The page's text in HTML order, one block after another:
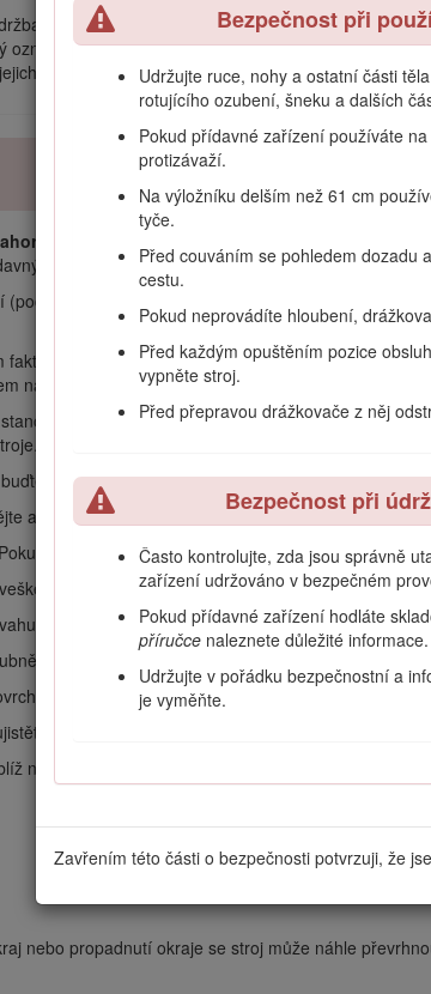
Bezpečnost při
Udržujte ruce, nohy a ostatní části
rotujícího ozubení, šneku a dalších
Pokud přídavné zařízení používáte
protizávaží.
Na výložníku delším než 61 cm
tyče.
Před couváním se pohledem dozadu
cestu.
Pokud neprovádíte hloubení,
Před každým opuštěním pozice
vypněte stroj.
Před přepravou drážkovače z něj
Bezpečnost při
Často kontrolujte, zda jsou správně
zařízení udržováno v bezpečném
Pokud přídavné zařízení hodláte
příručce naleznete důležité informace.
Udržujte v pořádku bezpečnostní a
je vyměňte.
Zavřením této části o bezpečnosti potvrzuji, že
stroje mohou vést ke zranění. Abyste snížili
označuje upozornění, výstrahu nebo nebezpečí –
usmrcení.
a dolů používejte stroj tak, aby jeho těžký
zařízením bude těžší přední část stroje.
konkrétního případu) ramen nakladače na
faktorem při nehodách způsobených ztrátou kontroly
na jakémkoli svahu nebo nerovném terénu je třeba
vlastní postupy a pravidla. Tyto postupy musí
Při provádění průzkumu se vždy řiďte zdravým
obzvláště opatrní. Stabilitu stroje ovlivňuje i stav
ani nezastavujte. Pokud stroj ztratí trakci, jeďte
zatočit musíte, proveďte to pomalu a s těžkým
činnosti pomalu a postupně. Neměňte náhle
necítíte bezpečně, práci přerušte.
kořeny nebo hrboly, protože nerovný terén může
si počínejte opatrně. Snížená trakce může
se, že je terén stabilní a schopen nést stroj.
následujících míst dbejte zvýšené opatrnosti.
nebo propadnutí okraje se stroj může náhle